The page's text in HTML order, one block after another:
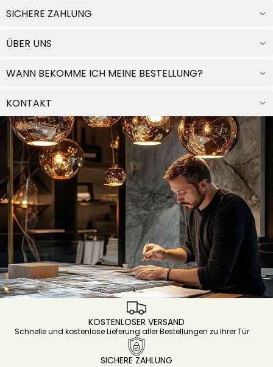
SICHERE ZAHLUNG
ÜBER UNS
WANN BEKOMME ICH MEINE BESTELLUNG?
KONTAKT
KOSTENLOSER VERSAND
Schnelle und kostenlose Lieferung aller Bestellungen zu Ihrer Tür
SICHERE ZAHLUNG